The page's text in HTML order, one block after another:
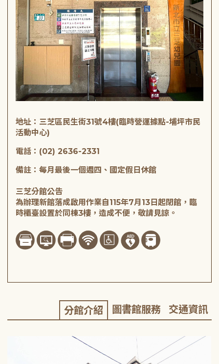
地址：三芝區民生街31號4樓(臨時營運據點-埔坪市民
活動中心)
電話：(02) 2636-2331
備註：每月最後一個週四、國定假日休館
三芝分館公告
為辦理新館落成啟用作業自115年7月13日起閉館，臨
時櫃臺設置於同棟3樓，造成不便，敬請見諒。
分館介紹 圖書館服務 交通資訊